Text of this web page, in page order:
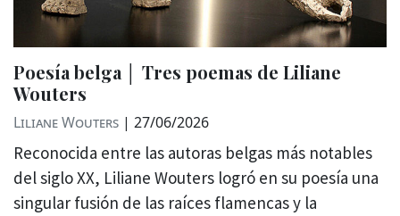
Poesía belga │ Tres poemas de Liliane
Wouters
Liliane Wouters | 27/06/2026
Reconocida entre las autoras belgas más notables
del siglo XX, Liliane Wouters logró en su poesía una
singular fusión de las raíces flamencas y la